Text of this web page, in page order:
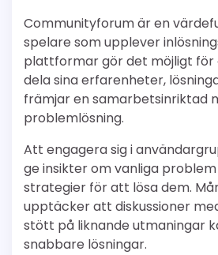
Communityforum är en
spelare som upplever
plattformar gör det möjligt för
dela sina erfarenheter,
främjar en samarbetsinriktad
problemlösning.
Att engagera sig i
ge insikter om vanliga
strategier för att lösa dem.
upptäcker att diskussioner
stött på liknande utmaningar
snabbare lösningar.